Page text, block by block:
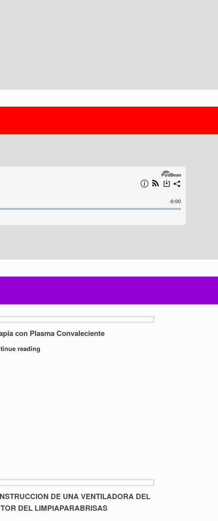
con Plasma Convaleciente
reading
DE UNA VENTILADORA DEL
DEL LIMPIAPARABRISAS